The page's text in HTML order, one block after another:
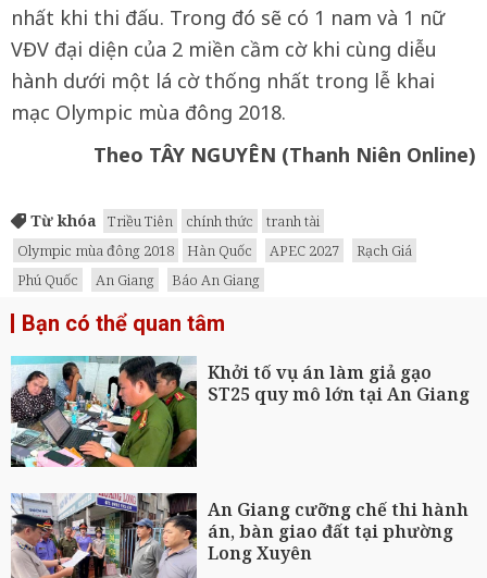
nhất khi thi đấu. Trong đó sẽ có 1 nam và 1 nữ
VĐV đại diện của 2 miền cầm cờ khi cùng diễu
hành dưới một lá cờ thống nhất trong lễ khai
mạc Olympic mùa đông 2018.
Theo TÂY NGUYÊN (Thanh Niên Online)
Từ khóa Triều Tiên chính thức
tranh tài
Olympic mùa đông 2018
Hàn Quốc APEC 2027
Rạch Giá
Phú Quốc
An Giang Báo An Giang
Bạn có thể quan tâm
Khởi tố vụ án làm giả gạo
ST25 quy mô lớn tại An Giang
An Giang cưỡng chế thi hành
án, bàn giao đất tại phường
Long Xuyên